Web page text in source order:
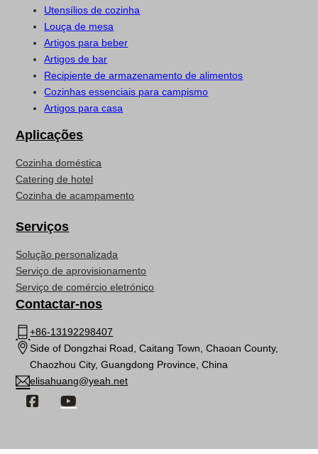
Utensílios de cozinha
Louça de mesa
Artigos para beber
Artigos de bar
Recipiente de armazenamento de alimentos
Cozinhas essenciais para campismo
Artigos para casa
Aplicações
Cozinha doméstica
Catering de hotel
Cozinha de acampamento
Serviços
Solução personalizada
Serviço de aprovisionamento
Serviço de comércio eletrónico
Contactar-nos
+86-13192298407
Side of Dongzhai Road, Caitang Town, Chaoan County,
Chaozhou City, Guangdong Province, China
elisahuang@yeah.net